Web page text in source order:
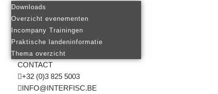
Downloads
Overzicht evenementen
Incompany Trainingen
Praktische landeninformatie
Thema overzicht
CONTACT
+32 (0)3 825 5003
INFO@INTERFISC.BE